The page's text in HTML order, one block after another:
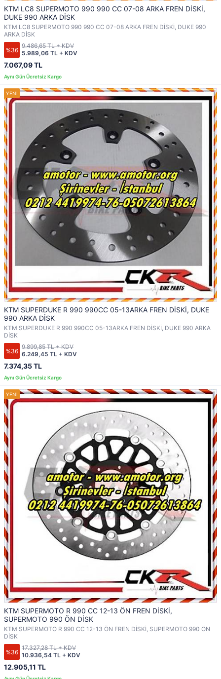
KTM LC8 SUPERMOTO 990 990 CC 07-08 ARKA FREN DİSKİ,
DUKE 990 ARKA DİSK
KTM LC8 SUPERMOTO 990 990 CC 07-08 ARKA FREN DİSKİ, DUKE 990
ARKA DİSK
%36
7.067,09 TL
5.989,06 TL + KDV
9.486,65 TL + KDV
KTM SUPERDUKE R 990 990CC 05-13ARKA FREN DİSKİ, DUKE
990 ARKA DİSK
KTM SUPERDUKE R 990 990CC 05-13ARKA FREN DİSKİ, DUKE 990 ARKA
DİSK
%36
7.374,35 TL
6.249,45 TL + KDV
9.899,85 TL + KDV
KTM SUPERMOTO R 990 CC 12-13 ÖN FREN DİSKİ,
SUPERMOTO 990 ÖN DİSK
KTM SUPERMOTO R 990 CC 12-13 ÖN FREN DİSKİ, SUPERMOTO 990 ÖN
DİSK
%36
12.905,11 TL
10.936,54 TL + KDV
17.327,28 TL + KDV